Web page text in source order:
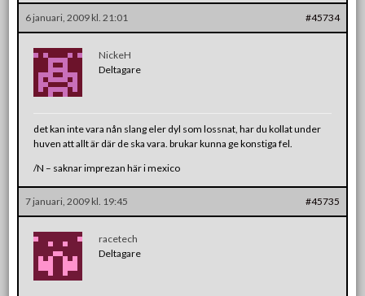
6 januari, 2009 kl. 21:01 #45734
NickeH
Deltagare
det kan inte vara nån slang eler dyl som lossnat, har du kollat under
huven att allt är där de ska vara. brukar kunna ge konstiga fel.
/N – saknar imprezan här i mexico
7 januari, 2009 kl. 19:45 #45735
racetech
Deltagare